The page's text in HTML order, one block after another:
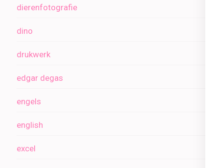
dierenfotografie
dino
drukwerk
edgar degas
engels
english
excel